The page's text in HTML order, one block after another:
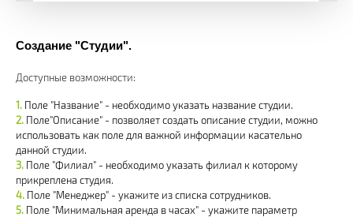
Создание "Студии".
Доступные возможности:
Поле "Название" - необходимо указать название студии.
Поле"Описание" - позволяет создать описание студии, можно
использовать как поле для важной информации касательно
данной студии.
Поле "Филиал" - необходимо указать филиал к которому
прикреплена студия.
Поле "Менеджер" - укажите из списка сотрудников.
Поле "Минимальная аренда в часах" - укажите параметр